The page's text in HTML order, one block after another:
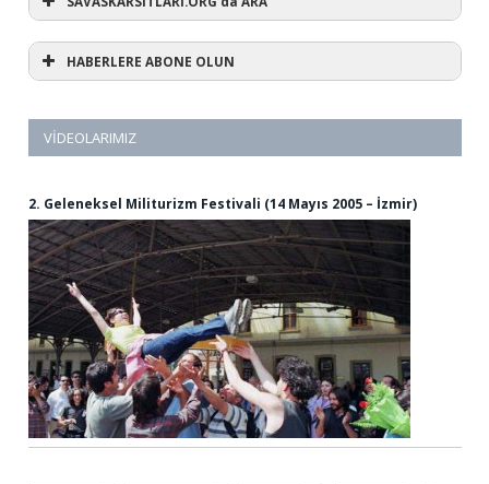
HABERLERE ABONE OLUN
VIDEOLARIMIZ
2. Geleneksel Militurizm Festivali (14 Mayıs 2005 – İzmir)